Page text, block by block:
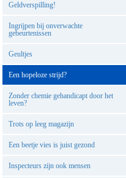
Geldverspilling!
Ingrijpen bij onverwachte
gebeurtenissen
Geultjes
Een hopeloze strijd?
Zonder chemie gehandicapt door het
leven?
Trots op leeg magazijn
Een beetje vies is juist gezond
Inspecteurs zijn ook mensen